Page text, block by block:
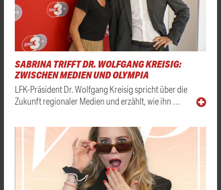
SABRINA TRIFFT DR. WOLFGANG KREISIG:
ZWISCHEN MEDIEN UND OLYMPIA
LFK-Präsident Dr. Wolfgang Kreisig spricht über die
Zukunft regionaler Medien und erzählt, wie ihn …